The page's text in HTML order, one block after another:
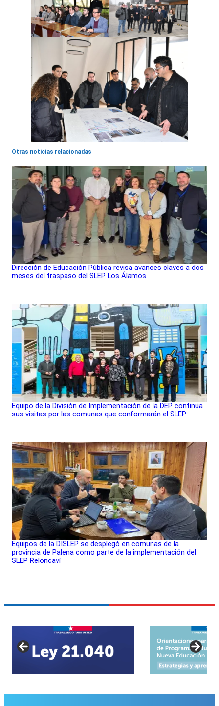
Otras noticias relacionadas
Dirección de Educación Pública revisa avances claves a dos
meses del traspaso del SLEP Los Álamos
Equipo de la División de Implementación de la DEP continúa
sus visitas por las comunas que conformarán el SLEP
Equipos de la DISLEP se desplegó en comunas de la
provincia de Palena como parte de la implementación del
SLEP Reloncaví